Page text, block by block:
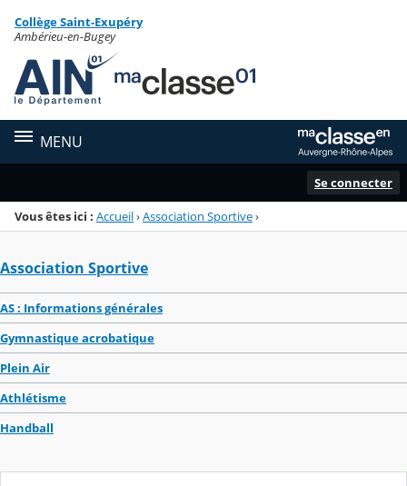
Menu de la rubrique
Contenu
Collège Saint-Exupéry
Ambérieu-en-Bugey
MENU
Se connecter
Vous êtes ici : Accueil›Association Sportive›
Association Sportive
AS : Informations générales
Gymnastique acrobatique
Plein Air
Athlétisme
Handball